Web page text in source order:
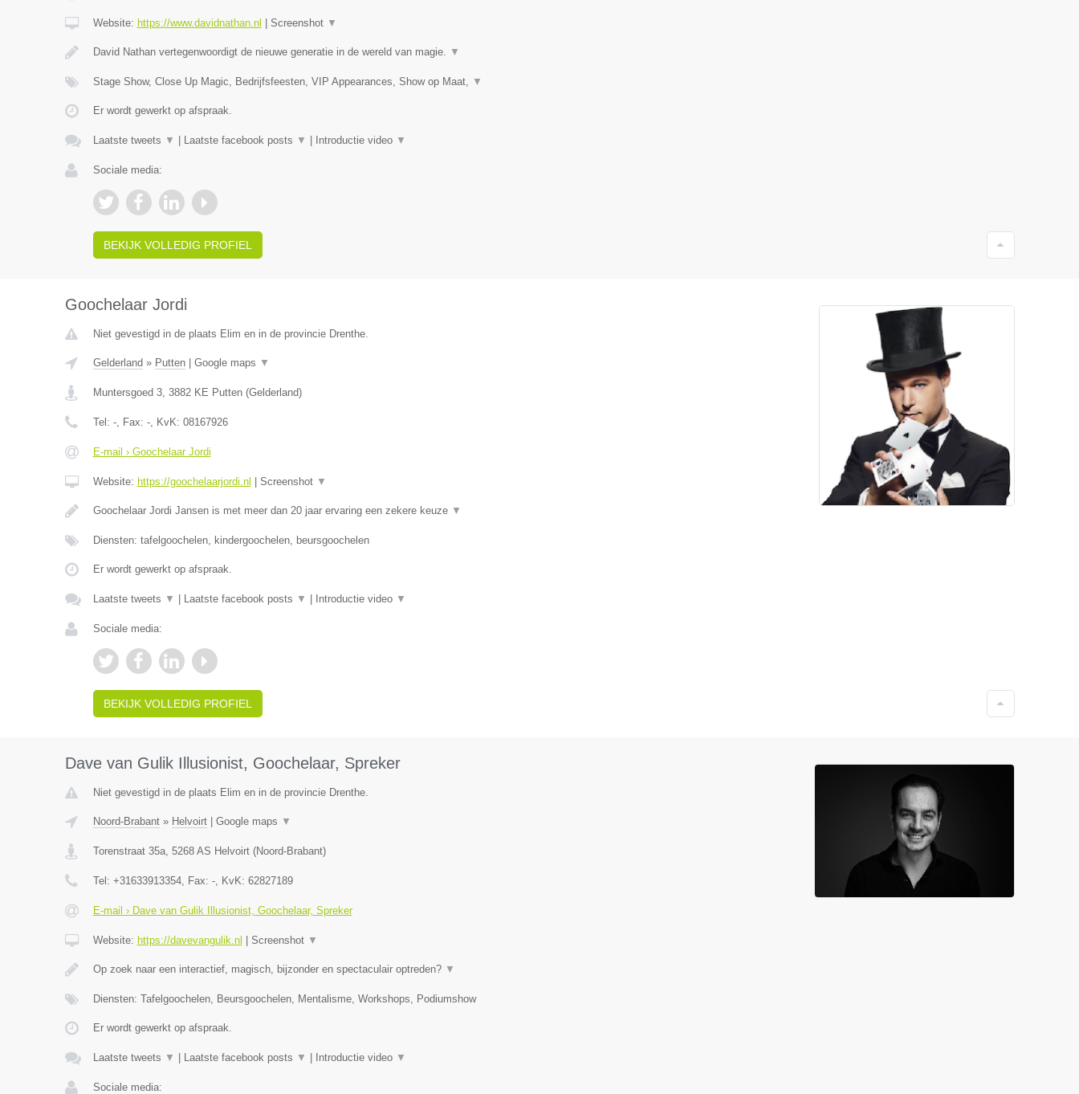
Website: https://www.davidnathan.nl Screenshot ▼
David Nathan vertegenwoordigt de nieuwe generatie in de wereld van magie. ▼
Stage Show, Close Up Magic, Bedrijfsfeesten, VIP Appearances, Show op Maat, ▼
Er wordt gewerkt op afspraak.
Laatste tweets ▼ Laatste facebook posts ▼ Introductie video ▼
Sociale media:
BEKIJK VOLLEDIG PROFIEL
Goochelaar Jordi
Niet gevestigd in de plaats Elim en in de provincie Drenthe.
Gelderland » Putten| Google maps ▼
Muntersgoed 3, 3882 KE Putten(Gelderland)
Tel: -, Fax: -, KvK: 08167926
E-mail › Goochelaar Jordi
Website: https://goochelaarjordi.nl Screenshot ▼
Goochelaar Jordi Jansen is met meer dan 20 jaar ervaring een zekere keuze ▼
Diensten: tafelgoochelen, kindergoochelen, beursgoochelen
Er wordt gewerkt op afspraak.
Laatste tweets ▼ Laatste facebook posts ▼ Introductie video ▼
Sociale media:
BEKIJK VOLLEDIG PROFIEL
Dave van Gulik Illusionist, Goochelaar, Spreker
Niet gevestigd in de plaats Elim en in de provincie Drenthe.
Noord-Brabant» Helvoirt| Google maps ▼
Torenstraat 35a, 5268 AS Helvoirt(Noord-Brabant)
Tel: +31633913354, Fax: -, KvK: 62827189
E-mail › Dave van Gulik Illusionist, Goochelaar, Spreker
Website: https://davevangulik.nl Screenshot ▼
Op zoek naar een interactief, magisch, bijzonder en spectaculair optreden? ▼
Diensten: Tafelgoochelen, Beursgoochelen, Mentalisme, Workshops, Podiumshow
Er wordt gewerkt op afspraak.
Laatste tweets ▼ Laatste facebook posts ▼ Introductie video ▼
Sociale media: